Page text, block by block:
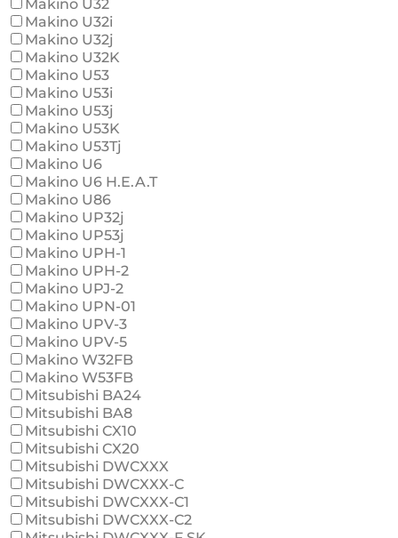
Makino U32
Makino U32i
Makino U32j
Makino U32K
Makino U53
Makino U53i
Makino U53j
Makino U53K
Makino U53Tj
Makino U6
Makino U6 H.E.A.T
Makino U86
Makino UP32j
Makino UP53j
Makino UPH-1
Makino UPH-2
Makino UPJ-2
Makino UPN-01
Makino UPV-3
Makino UPV-5
Makino W32FB
Makino W53FB
Mitsubishi BA24
Mitsubishi BA8
Mitsubishi CX10
Mitsubishi CX20
Mitsubishi DWCXXX
Mitsubishi DWCXXX-C
Mitsubishi DWCXXX-C1
Mitsubishi DWCXXX-C2